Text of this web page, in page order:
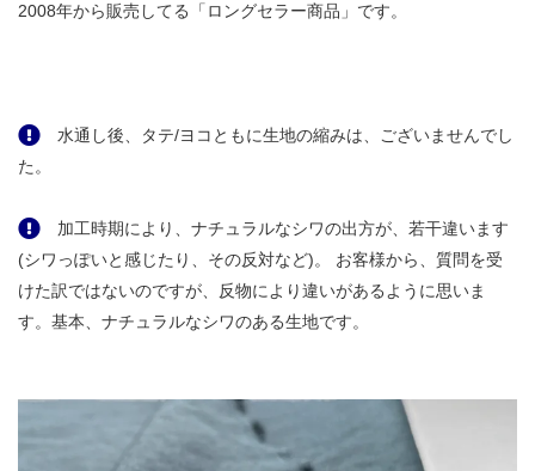
2008年から販売してる「ロングセラー商品」です。
水通し後、タテ/ヨコともに生地の縮みは、ございませんでし
た。
加工時期により、ナチュラルなシワの出方が、若干違います
(シワっぽいと感じたり、その反対など)。 お客様から、質問を受
けた訳ではないのですが、反物により違いがあるように思いま
す。基本、ナチュラルなシワのある生地です。